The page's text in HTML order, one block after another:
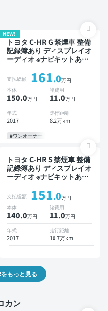
NEW!
トヨタ C-HR G 禁煙車 整備
記録簿あり ディスプレイオ
ーディオ ※ナビキットあり
ニター オートクルーズ ス
マートキー ETC バックモ
ニター 全方位カメラ ドラ
イブレコーダー フルエアロ
衝突軽減
支払総額 161.0万円
本体
150.0万円
諸費用
11.0万円
年式
2017
走行距離
8.2万km
#ワンオーナー
トヨタ C-HR S 禁煙車 整備
記録簿あり ディスプレイオ
ーディオ ※ナビキットあり
モニター 衝突軽減
支払総額 151.0万円
本体
140.0万円
諸費用
11.0万円
年式
2017
走行距離
10.7万km
もっと見る
カン